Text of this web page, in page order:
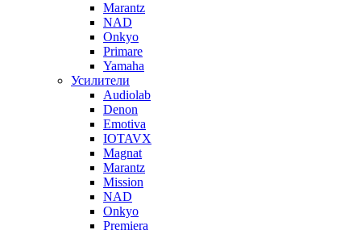
Marantz
NAD
Onkyo
Primare
Yamaha
Усилители
Audiolab
Denon
Emotiva
IOTAVX
Magnat
Marantz
Mission
NAD
Onkyo
Premiera